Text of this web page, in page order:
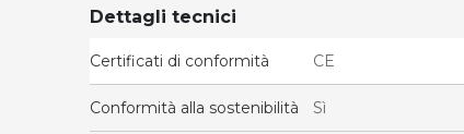
Dettagli tecnici
Certificati di conformità CE
Conformità alla sostenibilità Sì